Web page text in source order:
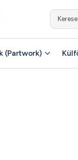
(Partwork)
(Partwork)